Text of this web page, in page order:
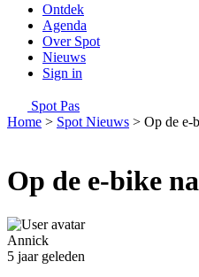
Ontdek
Agenda
Over Spot
Nieuws
Sign in
Spot Pas
Home > Spot Nieuws > Op de e-
Op de e-bike
Annick
5 jaar geleden